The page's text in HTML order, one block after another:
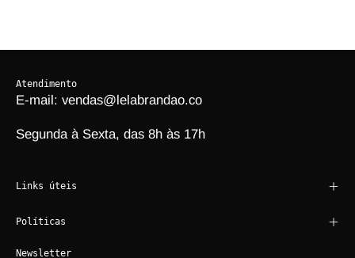
Atendimento
E-mail: vendas@lelabrandao.co
Segunda à Sexta, das 8h às 17h
Links úteis
Políticas
Newsletter